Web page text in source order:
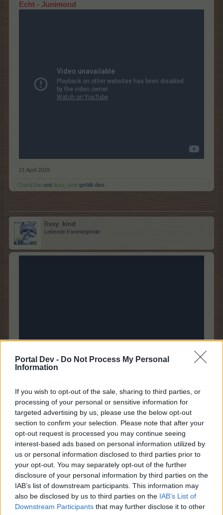
Portal Dev - Do Not Process My Personal
Information
If you wish to opt-out of the sale, sharing to third parties, or
processing of your personal or sensitive information for
targeted advertising by us, please use the below opt-out
section to confirm your selection. Please note that after your
opt-out request is processed you may continue seeing
interest-based ads based on personal information utilized by
us or personal information disclosed to third parties prior to
your opt-out. You may separately opt-out of the further
disclosure of your personal information by third parties on the
IAB’s list of downstream participants. This information may
also be disclosed by us to third parties on the IAB’s List of
Downstream Participants that may further disclose it to other
Echt - Junimond
21 April 2019
CharlyJoe und lissy_kind gefällt dies.
lissy_kind
Lebende Forenlegende
21 April 2019
CharlyJoe Danny.D
Forenexperte
Ace of Base - All That She Wants